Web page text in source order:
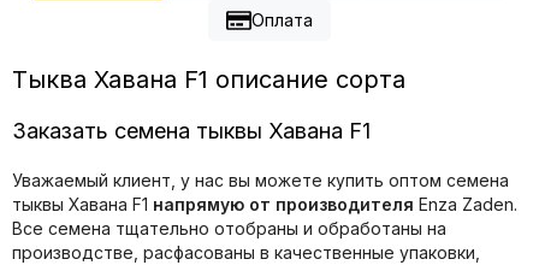
Оплата
Тыква Хавана F1 описание сорта
Заказать семена тыквы Хавана F1
Уважаемый клиент, у нас вы можете купить оптом семена
тыквы Хавана F1 напрямую от производителя Enza Zaden.
Все семена тщательно отобраны и обработаны на
производстве, расфасованы в качественные упаковки,